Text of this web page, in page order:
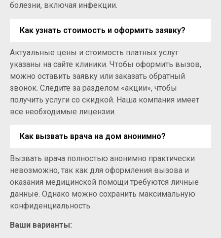
болезни, включая инфекции.
Как узнать стоимость и оформить заявку?
Актуальные цены и стоимость платных услуг
указаны на сайте клиники. Чтобы оформить вызов,
можно оставить заявку или заказать обратный
звонок. Следите за разделом «акции», чтобы
получить услуги со скидкой. Наша компания имеет
все необходимые лицензии.
Как вызвать врача на дом анонимно?
Вызвать врача полностью анонимно практически
невозможно, так как для оформления вызова и
оказания медицинской помощи требуются личные
данные. Однако можно сохранить максимальную
конфиденциальность.
Ваши варианты: